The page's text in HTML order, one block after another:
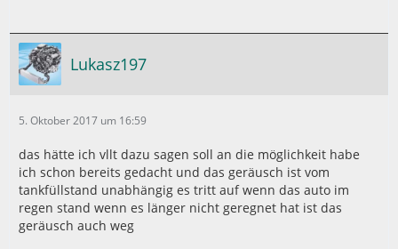
Lukasz197
5. Oktober 2017 um 16:59
das hätte ich vllt dazu sagen soll an die möglichkeit habe
ich schon bereits gedacht und das geräusch ist vom
tankfüllstand unabhängig es tritt auf wenn das auto im
regen stand wenn es länger nicht geregnet hat ist das
geräusch auch weg